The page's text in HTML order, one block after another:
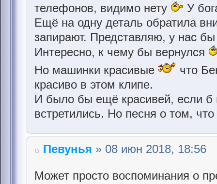
телефонов, видимо нету
У
Ещё на одну деталь обратила
запирают. Представляю, у нас
Интересно, к чему бы вернулся
Но машинки красивые
что
красиво в этом клипе.
И было бы ещё красивей, если б
встретились. Но песня о том,
Певунья » 08 июн 2018, 18:56
Может просто воспоминания о